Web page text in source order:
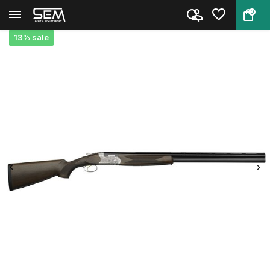
0
Terug Home Beretta 686 Silver Pigeon I 12...
13% sale